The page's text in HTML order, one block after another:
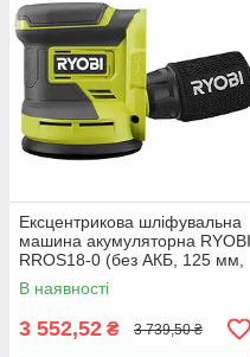
Ексцентрикова шліфувальна
машина акумуляторна RYOBI
RROS18-0 (без АКБ, 125 мм,
коливання 2.5 мм)
В наявності
3 552,52 ₴ 3 739,50 ₴